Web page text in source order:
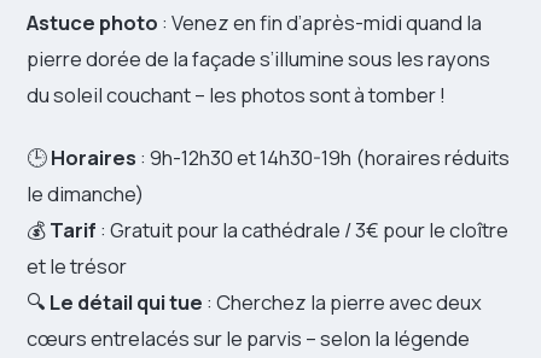
Astuce photo : Venez en fin d’après-midi quand la
pierre dorée de la façade s’illumine sous les rayons
du soleil couchant – les photos sont à tomber !
🕒Horaires : 9h-12h30 et 14h30-19h (horaires réduits
le dimanche)
💰Tarif : Gratuit pour la cathédrale / 3€ pour le cloître
et le trésor
🔍 Le détail qui tue : Cherchez la pierre avec deux
cœurs entrelacés sur le parvis – selon la légende